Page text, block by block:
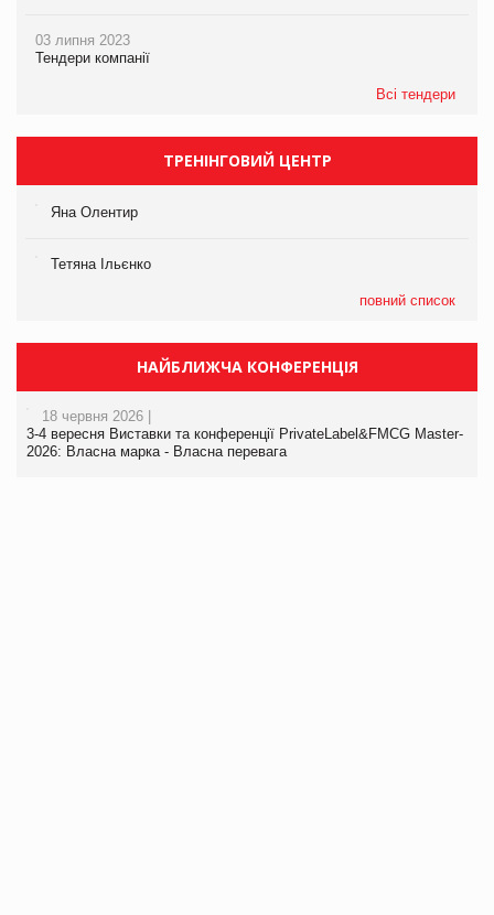
03 липня 2023
Тендери компанії
Всі тендери
ТРЕНІНГОВИЙ ЦЕНТР
Яна Олентир
Тетяна Ільєнко
повний список
НАЙБЛИЖЧА КОНФЕРЕНЦІЯ
18 червня 2026 |
3-4 вересня Виставки та конференції PrivateLabel&FMCG Master-
2026: Власна марка - Власна перевага